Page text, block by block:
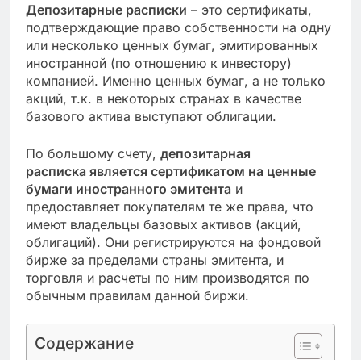
Депозитарные расписки – это сертификаты,
подтверждающие право собственности на одну
или несколько ценных бумаг, эмитированных
иностранной (по отношению к инвестору)
компанией. Именно ценных бумаг, а не только
акций, т.к. в некоторых странах в качестве
базового актива выступают облигации.
По большому счету, депозитарная
расписка является сертификатом на ценные
бумаги иностранного эмитента и
предоставляет покупателям те же права, что
имеют владельцы базовых активов (акций,
облигаций). Они регистрируются на фондовой
бирже за пределами страны эмитента, и
торговля и расчеты по ним производятся по
обычным правилам данной биржи.
Содержание